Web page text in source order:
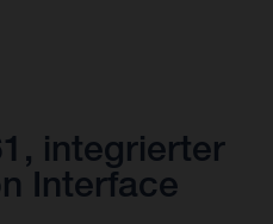
integrierter
Interface